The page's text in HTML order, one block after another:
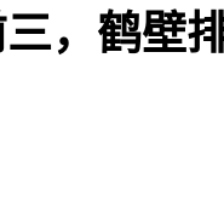
，鹤壁